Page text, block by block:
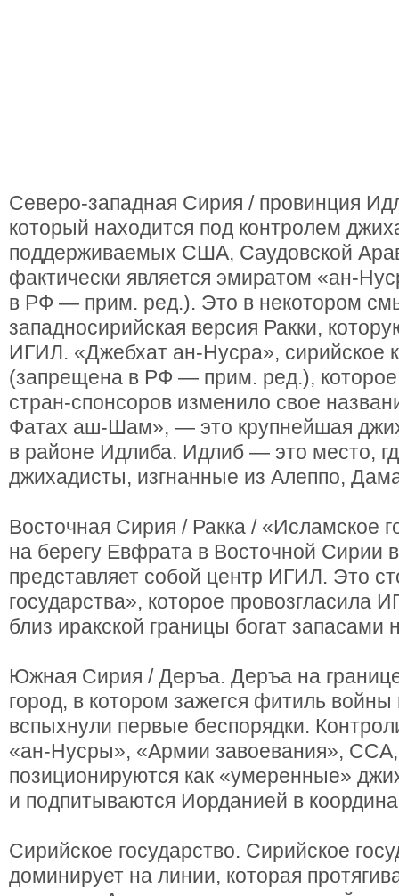
Северо-западная Сирия / провинция
который находится под контролем
поддерживаемых США, Саудовской
фактически является эмиратом «ан-
в РФ — прим. ред.). Это в некотором
западносирийская версия Ракки,
ИГИЛ. «Джебхат ан-Нусра», сирийское
(запрещена в РФ — прим. ред.),
стран-спонсоров изменило свое
Фатах аш-Шам», — это крупнейшая
в районе Идлиба. Идлиб — это место,
джихадисты, изгнанные из Алеппо,
Восточная Сирия / Ракка / «Исламское
на берегу Евфрата в Восточной Сирии
представляет собой центр ИГИЛ. Это
государства», которое провозгласила
близ иракской границы богат запасами
Южная Сирия / Деръа. Деръа на
город, в котором зажегся фитиль
вспыхнули первые беспорядки.
«ан-Нусры», «Армии завоевания»,
позиционируются как «умеренные»
и подпитываются Иорданией в
Сирийское государство. Сирийское
доминирует на линии, которая